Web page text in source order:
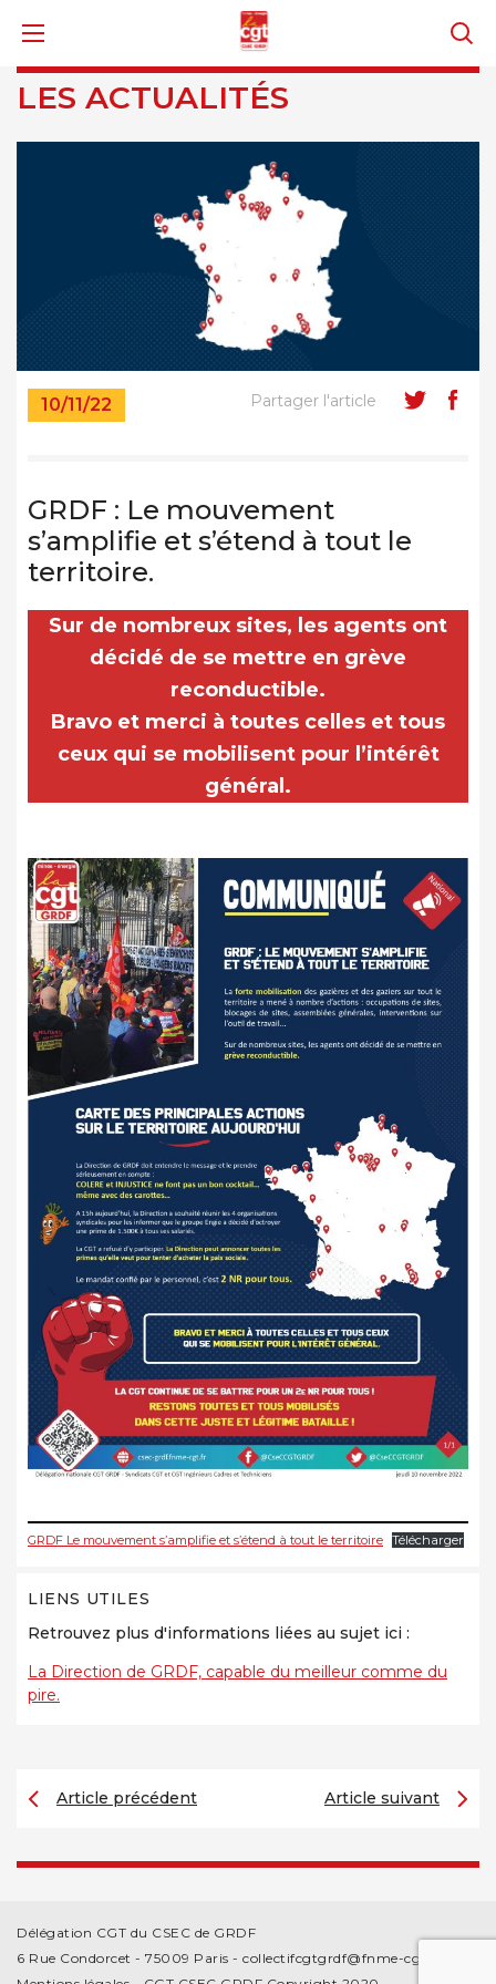
LES ACTUALITÉS
10/11/22 Partager l'article
GRDF : Le mouvement
s’amplifie et s’étend à tout le
territoire.
Sur de nombreux sites, les agents ont
décidé de se mettre en grève
reconductible.
Bravo et merci à toutes celles et tous
ceux qui se mobilisent pour l’intérêt
général.
GRDF Le mouvement s’amplifie et s’étend à tout le territoire Télécharger
LIENS UTILES
Retrouvez plus d'informations liées au sujet ici :
La Direction de GRDF, capable du meilleur comme du
pire.
Article précédent Article suivant
Délégation CGT du CSEC de GRDF
6 Rue Condorcet - 75009 Paris - collectifcgtgrdf@fnme-cgt.fr